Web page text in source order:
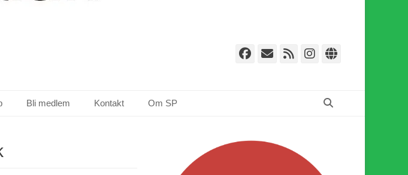
Facebook
E-
Webbflöde
Instagram
Bli medlem Kontakt Om SP